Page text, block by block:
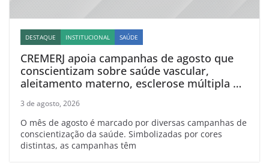
DESTAQUE INSTITUCIONAL SAÚDE
CREMERJ apoia campanhas de agosto que
conscientizam sobre saúde vascular,
aleitamento materno, esclerose múltipla e
3 de agosto, 2026
O mês de agosto é marcado por diversas campanhas de
conscientização da saúde. Simbolizadas por cores
distintas, as campanhas têm